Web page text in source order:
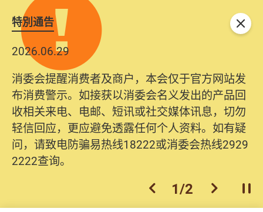
特別通告
2026.06.29
消委会提醒消费者及商户，本会仅于官方网站发
布消费警示。如接获以消委会名义发出的产品回
收相关来电、电邮、短讯或社交媒体讯息，切勿
轻信回应，更应避免透露任何个人资料。如有疑
问，请致电防骗易热线18222或消委会热线2929
2222查询。
上一个
1/2 下一个开
关闭